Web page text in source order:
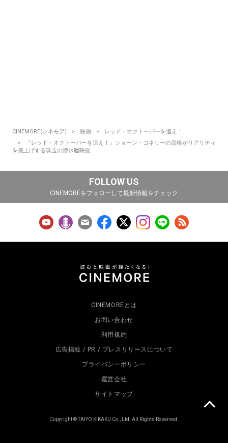
CINEMORE(シネモア) 映画
レッド・オクトーバーを追え！
『レッド・オクトーバーを追え！』ショーン・コネリーの品格がリアリティ
を底上げする珠玉の潜水艦映画
FOLLOW US
CINEMOREをフォローして最新情報をチェック
CINEMOREとは
お問い合わせ
利用規約
広告掲載 / PR / プレスリリースについて
プライバシーポリシー
運営会社
サイトマップ
Copyright © TAIYO KIKAKU Co., Ltd. All Rights Reserved.